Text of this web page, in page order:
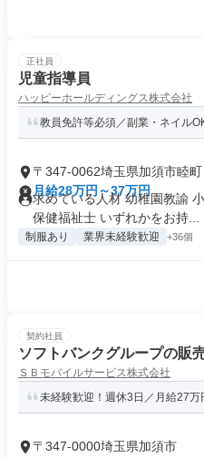
正社員
児童指導員
ハッピーホールディングス株式会社
教員免許等必須／副業・ネイル
〒347-0062埼玉県加須市睦町
月給28万円～37万円
求めている人材 幼稚園教諭
保健福祉士 いずれかをお持...
制服あり 業界未経験歓迎 +36個
契約社員
ソフトバンクグループの販
ＳＢモバイルサービス株式会社
未経験歓迎！週休3日／月給27万
〒347-0000埼玉県加須市